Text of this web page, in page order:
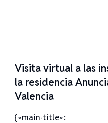
Visita virtual a las
la residencia
Valencia
{«main-title»: